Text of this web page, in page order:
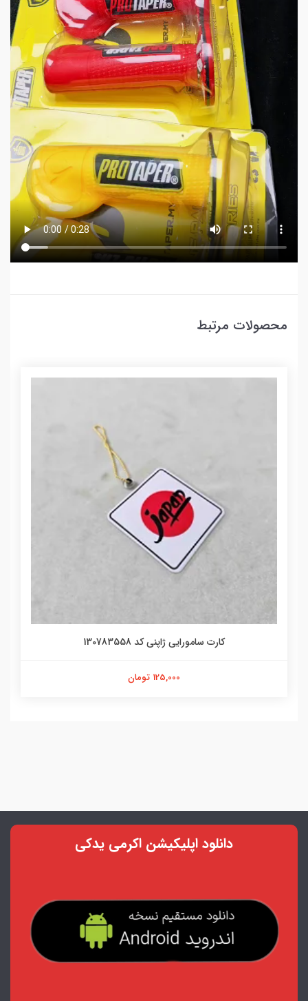
محصولات مرتبط
کارت سامورایی ژاپنی کد 130783558
125,000 تومان
دانلود اپلیکیشن اکرمی یدکی